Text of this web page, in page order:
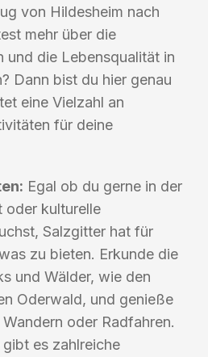
von Hildesheim nach
mehr über die
und die Lebensqualität in
Dann bist du hier genau
eine Vielzahl an
für deine
Egal ob du gerne in der
oder kulturelle
Salzgitter hat für
zu bieten. Erkunde die
und Wälder, wie den
Oderwald, und genieße
oder Radfahren.
es zahlreiche